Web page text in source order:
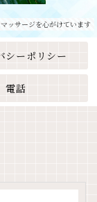
ッサージを心がけています
シーポリシー
電話